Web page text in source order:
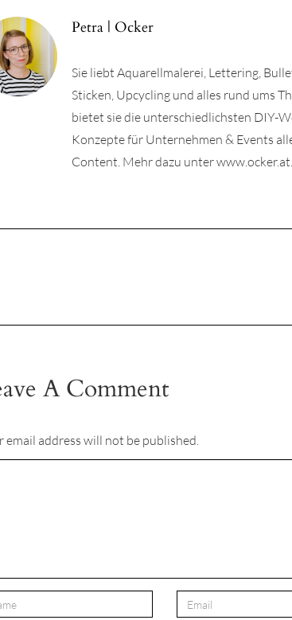
Petra | Ocker
Sie liebt Aquarellmalerei, Lettering,
Sticken, Upcycling und alles rund ums
bietet sie die unterschiedlichsten DIY-
Konzepte für Unternehmen & Events
Content. Mehr dazu unter www.ocker.at.
A Comment
email address will not be published.